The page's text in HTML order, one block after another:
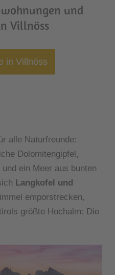
und
Villnöss
in Villnöss
alle Naturfreunde:
Dolomitengipfel,
ein Meer aus bunten
Langkofel und
emporstrecken,
größte Hochalm: Die